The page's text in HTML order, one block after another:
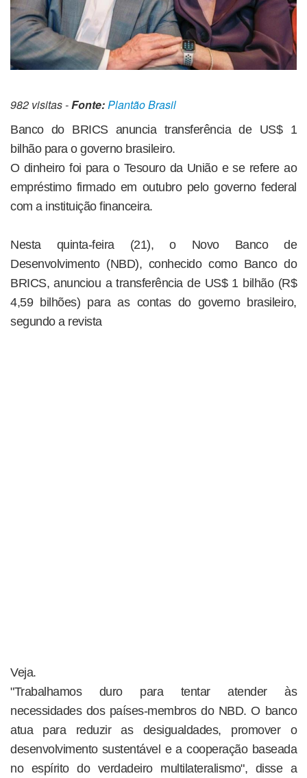
982 visitas -Fonte:Plantão Brasil
Banco do BRICS anuncia transferência de US$ 1
bilhão para o governo brasileiro.
O dinheiro foi para o Tesouro da União e se refere ao
empréstimo firmado em outubro pelo governo federal
com a instituição financeira.
Nesta quinta-feira (21), o Novo Banco de
Desenvolvimento (NBD), conhecido como Banco do
BRICS, anunciou a transferência de US$ 1 bilhão (R$
4,59 bilhões) para as contas do governo brasileiro,
segundo a revista
Veja.
"Trabalhamos duro para tentar atender às
necessidades dos países-membros do NBD. O banco
atua para reduzir as desigualdades, promover o
desenvolvimento sustentável e a cooperação baseada
no espírito do verdadeiro multilateralismo", disse a